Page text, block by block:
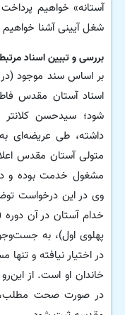
آستانه» خواهیم
شغل آیینی آشنا
بررسی و تبیین اسناد
شود؛ سیدحسن
داشته، طی عریضه‌ای
متولی آستان مقدس
مشغول خدمت بوده و
وی در این درخواست
خدام آستان در آن دوره
پهلوی اول)، به
در اختیار نیافته و
خاندان او است. از
در صورت صحت مطلب،